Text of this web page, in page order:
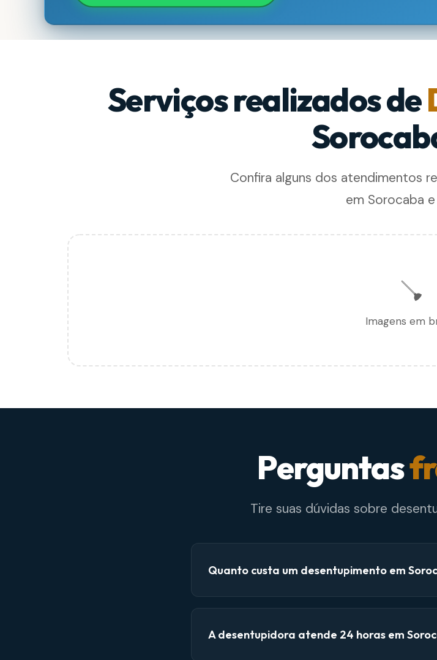
Serviços realizados de
Confira alguns dos atendimentos
em Sorocaba
🪠
Imagens em
Perguntas
Tire suas dúvidas sobre
Quanto custa um desentupimento em
A desentupidora atende 24 horas em